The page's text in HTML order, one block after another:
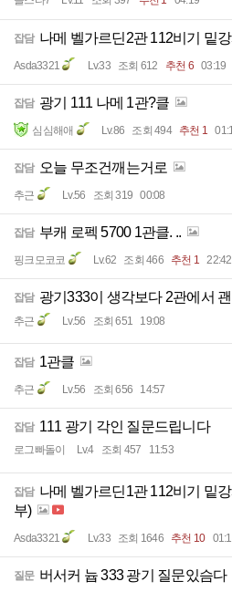
잡담 나메 벨가르딘2관 112비기 밑
Asda3321 Lv.33 조회 612 추천 6 03:19
잡담 광기 111 나메 1관?클
심심해애 Lv.86 조회 494 추천 1
잡담 오늘 무조건깨는거로
추근 Lv.56 조회 319 00:08
잡담 부캐 로펙 5700 1관클. ..
핑크모코코 Lv.62 조회 466 추천 1 22:42
잡담 광기333이 생각보다 2관에서
추근 Lv.56 조회 651 19:08
잡담 1관클
추근 Lv.56 조회 656 14:57
잡담 111 광기 각인 질문드립니다
로그빠돌이 Lv.4 조회 457 11:53
잡담 나메 벨가르딘1관 112비기 밑
부)
Asda3321 Lv.33 조회 1646 추천 10
질문 버서커 늅 333 광기 질문있슴다